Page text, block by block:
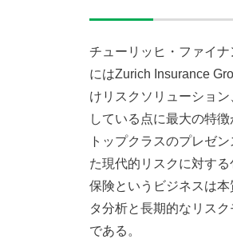
チューリッヒ・ファイ
にはZurich Insurance
けリスクソリューショ
している点に最大の特
トップクラスのプレゼ
た現代的リスクに対す
保険というビジネスは
タ分析と長期的なリス
である。